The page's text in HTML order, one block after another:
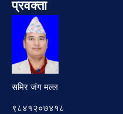
प्रवक्ता
समिर जंग मल्ल
९८४१२०७४१८